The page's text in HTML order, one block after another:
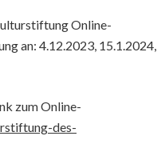
Online-
an: 4.12.2023, 15.1.2024,
zum Online-
des-